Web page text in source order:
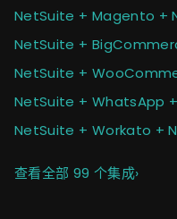
NetSuite + Magento +
NetSuite +
NetSuite +
NetSuite + WhatsApp
NetSuite + Workato +
查看全部 99 个集成›